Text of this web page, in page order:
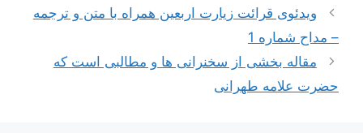
ناوبری
نوشته‌ها
ویدئوی قرائت زیارت اربعین همراه با متن و ترجمه
– مداح شماره 1
مقاله بخشی از سخنرانی ها و مطالبی است که
حضرت علامه طهرانی